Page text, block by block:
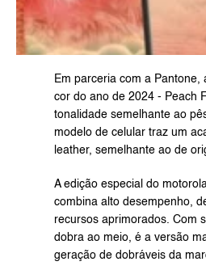
Em parceria com a Pantone,
cor do ano de 2024 - Peach
tonalidade semelhante ao
modelo de celular traz um
leather, semelhante ao de
A edição especial do
combina alto desempenho,
recursos aprimorados. Com
dobra ao meio, é a versão
geração de dobráveis da